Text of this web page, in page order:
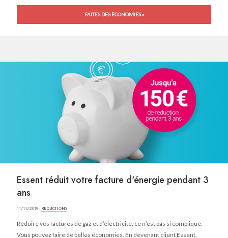
FAITES DES ÉCONOMIES »
Essent réduit votre facture d'énergie pendant 3
ans
11/11/2019 · RÉDUCTIONS
Réduire vos factures de gaz et d’électricité, ce n’est pas si compliqué.
Vous pouvez faire de belles économies. En devenant client Essent,